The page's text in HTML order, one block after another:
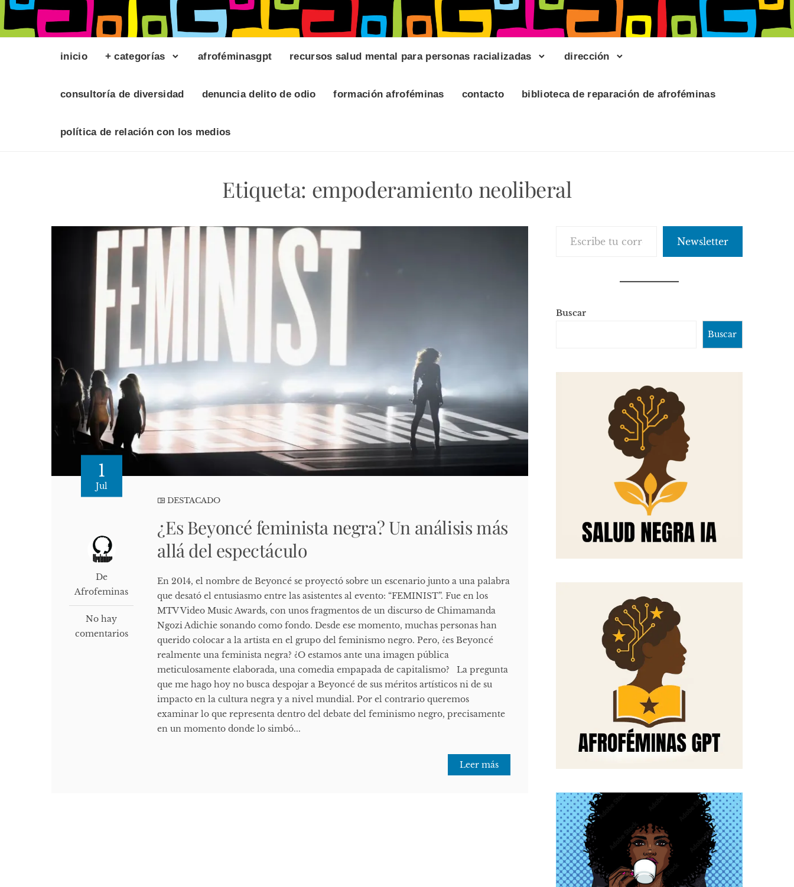
inicio + categorías afroféminasgpt recursos salud mental para personas racializadas dirección
consultoría de diversidad denuncia delito de odio formación afroféminas contacto biblioteca de reparación de afroféminas
política de relación con los medios
Etiqueta: empoderamiento neoliberal
1
Jul
De
Afrofeminas
No hay
comentarios
DESTACADO
¿Es Beyoncé feminista negra? Un análisis más
allá del espectáculo
En 2014, el nombre de Beyoncé se proyectó sobre un escenario junto a una palabra
que desató el entusiasmo entre las asistentes al evento: “FEMINIST”. Fue en los
MTV Video Music Awards, con unos fragmentos de un discurso de Chimamanda
Ngozi Adichie sonando como fondo. Desde ese momento, muchas personas han
querido colocar a la artista en el grupo del feminismo negro. Pero, ¿es Beyoncé
realmente una feminista negra? ¿O estamos ante una imagen pública
meticulosamente elaborada, una comedia empapada de capitalismo? La pregunta
que me hago hoy no busca despojar a Beyoncé de sus méritos artísticos ni de su
impacto en la cultura negra y a nivel mundial. Por el contrario queremos
examinar lo que representa dentro del debate del feminismo negro, precisamente
en un momento donde lo simbó...
Leer más
Newsletter
Buscar
Buscar